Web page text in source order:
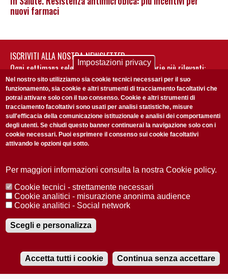
nuovi farmaci
ISCRIVITI ALLA NOSTRA NEWSLETTER
Ogni settimana selezioniamo per te nostre storie più rilevanti:
non perderti gli aggiornamenti della nostra newsletter
Accetto laPrivacy Policy
Redazione Copyright Privacy
Area stampa
© 2025 Università di Padova
Registrazione presso il Tribunale di Padova n. 2097/2012 del 18 giugno
2012
Impostazioni privacy
Nel nostro sito utilizziamo sia cookie tecnici necessari per il suo
funzionamento, sia cookie e altri strumenti di tracciamento facoltativi che
potrai attivare solo con il tuo consenso. Cookie e altri strumenti di
tracciamento facoltativi sono usati per analisi statistiche, misure
sull'efficacia della comunicazione istituzionale e analisi dei comportamenti
degli utenti. Se chiudi questo banner continuerai la navigazione solo con i
cookie necessari. Puoi esprimere il consenso sui cookie facoltativi
attivando le opzioni qui sotto.
Per maggiori informazioni consulta la nostra Cookie policy.
Cookie tecnici - strettamente necessari
Cookie analitici - misurazione anonima audience
Cookie analitici - Social network
Scegli e personalizza
Accetta tutti i cookie Continua senza accettare